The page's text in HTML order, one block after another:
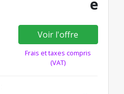
e
Voir l'offre
Frais et taxes compris
(VAT)